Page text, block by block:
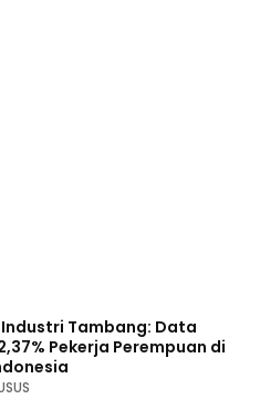
Tambang: Data
Pekerja Perempuan di